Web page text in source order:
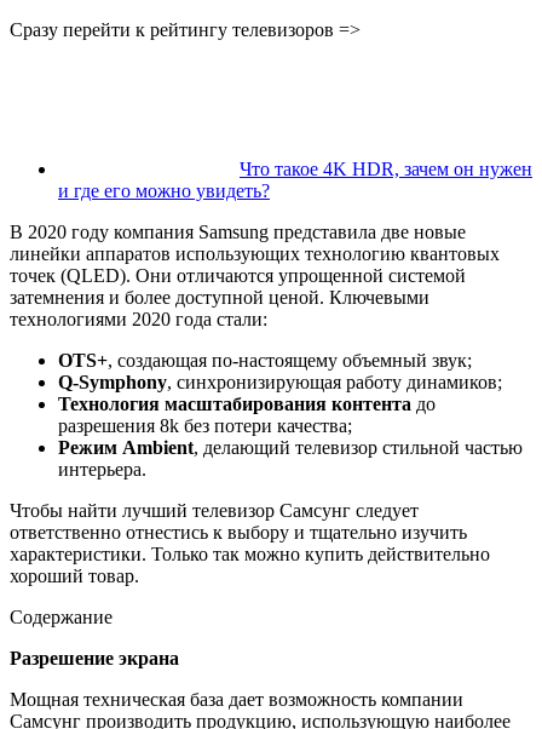
Сразу перейти к рейтингу телевизоров =>
Что такое 4K HDR, зачем он нужен
и где его можно увидеть?
В 2020 году компания Samsung представила две новые
линейки аппаратов использующих технологию квантовых
точек (QLED). Они отличаются упрощенной системой
затемнения и более доступной ценой. Ключевыми
технологиями 2020 года стали:
OTS+, создающая по-настоящему объемный звук;
Q-Symphony, синхронизирующая работу динамиков;
Технология масштабирования контента до
разрешения 8k без потери качества;
Режим Ambient, делающий телевизор стильной частью
интерьера.
Чтобы найти лучший телевизор Самсунг следует
ответственно отнестись к выбору и тщательно изучить
характеристики. Только так можно купить действительно
хороший товар.
Содержание
Разрешение экрана
Мощная техническая база дает возможность компании
Самсунг производить продукцию, использующую наиболее